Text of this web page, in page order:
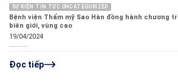
SỰ KIỆN TIN TỨC UNCATEGORIZED
Bệnh viện Thẩm mỹ Sao Hàn đồng hành chương
biên giới, vùng cao
19/04/2024
Đọc tiếp